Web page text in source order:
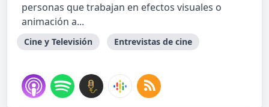
personas que trabajan en efectos visuales o
animación a...
Cine y Televisión Entrevistas de cine